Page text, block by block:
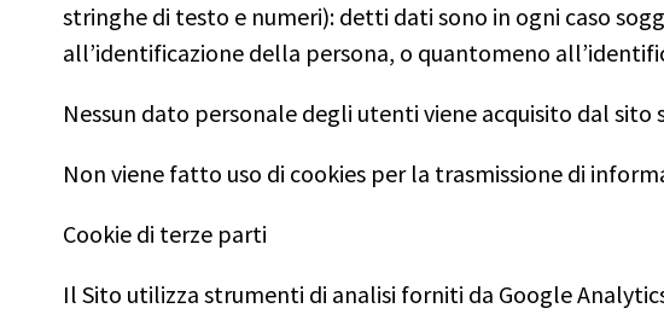
stringhe di testo e numeri): detti dati sono in ogni caso
all’identificazione della persona, o quantomeno
Nessun dato personale degli utenti viene acquisito dal sito
Non viene fatto uso di cookies per la trasmissione di
Cookie di terze parti
Il Sito utilizza strumenti di analisi forniti da Google